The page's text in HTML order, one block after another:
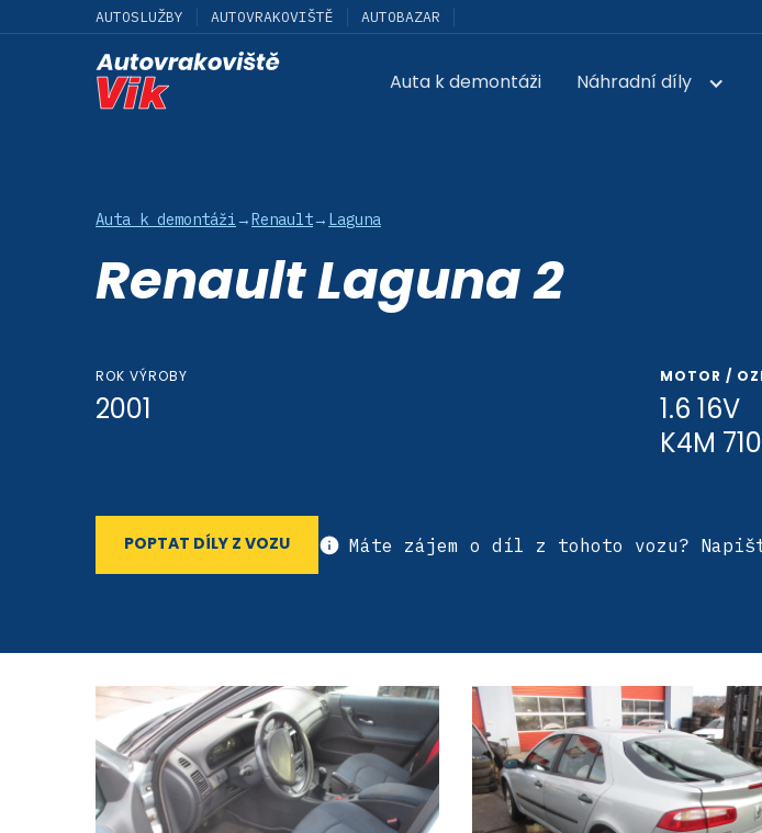
AUTOSLUŽBY AUTOVRAKOVIŠTĚ AUTOBAZAR
Auta k demontáži Náhradní díly
Auta k demontáži →Renault→ Laguna
Renault Laguna 2
ROK VÝROBY
2001
MOTOR /
1.6 16V
K4M 710
POPTAT DÍLY Z VOZU Máte zájem o díl z tohoto vozu?